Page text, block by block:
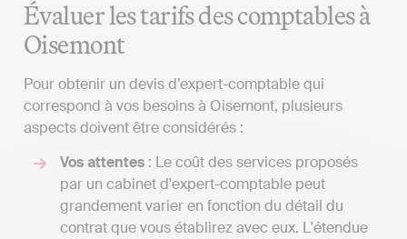
Évaluer les tarifs des comptables à
Oisemont
Pour obtenir un devis d’expert-comptable qui
correspond à vos besoins à Oisemont, plusieurs
aspects doivent être considérés :
Vos attentes : Le coût des services proposés
par un cabinet d'expert-comptable peut
grandement varier en fonction du détail du
contrat que vous établirez avec eux. L'étendue